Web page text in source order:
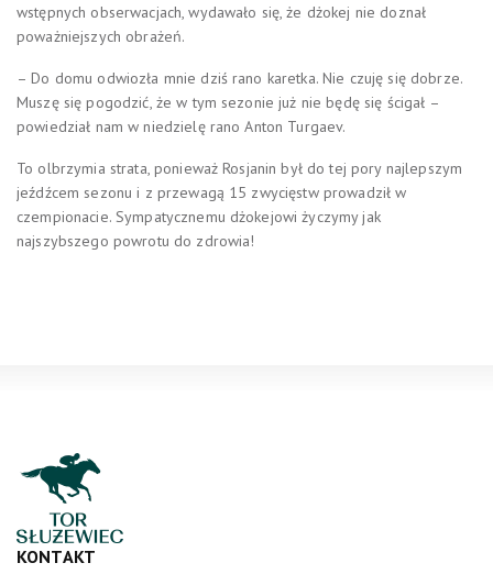
wstępnych obserwacjach, wydawało się, że dżokej nie doznał
poważniejszych obrażeń.
– Do domu odwiozła mnie dziś rano karetka. Nie czuję się dobrze.
Muszę się pogodzić, że w tym sezonie już nie będę się ścigał –
powiedział nam w niedzielę rano Anton Turgaev.
To olbrzymia strata, ponieważ Rosjanin był do tej pory najlepszym
jeźdźcem sezonu i z przewagą 15 zwycięstw prowadził w
czempionacie. Sympatycznemu dżokejowi życzymy jak
najszybszego powrotu do zdrowia!
KONTAKT